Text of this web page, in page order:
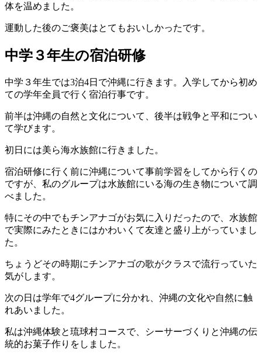
体を温めました。
運動した後のご褒美はとてもおいしかったです。
中学３年生の宿泊研修
中学３年生では3泊4日で沖縄に行きます。入学してから初め
ての学年全員で行く宿泊行事です。
前半は沖縄の自然と文化について、後半は戦争と平和につい
て学びます。
初日には美ら海水族館に行きました。
宿泊研修に行く前に沖縄について事前学習をしてから行くの
ですが、私のグループは水族館にいる海の生き物について調
べました。
特にその中でもチンアナゴがお気に入りだったので、水族館
で実際にみたときにはかわいくて友達と盛り上がっていまし
た。
ちょうどその時期にチンアナゴの歌がクラスで流行っていた
気がします。
次の日は学年で4グループに分かれ、沖縄の文化や自然に触
れあいました。
私は沖縄体験と琉球村コースで、シーサーづくりと沖縄の伝
統的お菓子作りをしました。